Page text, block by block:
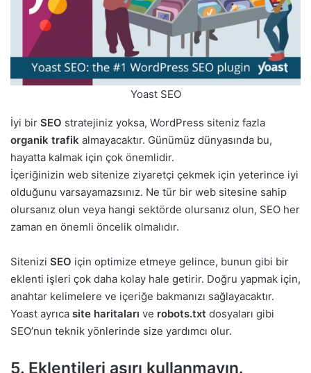
Yoast SEO
İyi bir SEO stratejiniz yoksa, WordPress siteniz fazla
organik trafik almayacaktır. Günümüz dünyasında bu,
hayatta kalmak için çok önemlidir.
İçeriğinizin web sitenize ziyaretçi çekmek için yeterince iyi
olduğunu varsayamazsınız. Ne tür bir web sitesine sahip
olursanız olun veya hangi sektörde olursanız olun, SEO her
zaman en önemli öncelik olmalıdır.
Sitenizi SEO için optimize etmeye gelince, bunun gibi bir
eklenti işleri çok daha kolay hale getirir. Doğru yapmak için,
anahtar kelimelere ve içeriğe bakmanızı sağlayacaktır.
Yoast ayrıca site haritaları ve robots.txt dosyaları gibi
SEO’nun teknik yönlerinde size yardımcı olur.
5. Eklentileri aşırı kullanmayın.